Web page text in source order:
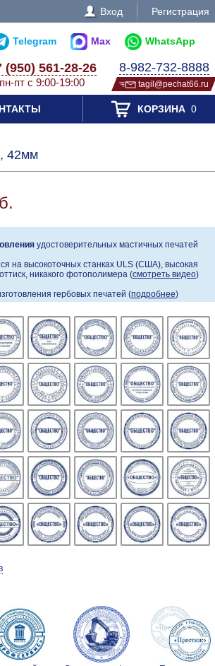
Вход Регистрация
Telegram Max WhatsApp
(950) 561-28-26
пн-пт с 9:00-19:00
8-982-732-8888
tagil@pechat66.ru
КОРЗИНА0
42мм
удостоверительных мастичных печатей
на высокоточных станках ULS (США), высокая
никакого фотополимера (смотреть видео)
гербовых печатей (подробнее)